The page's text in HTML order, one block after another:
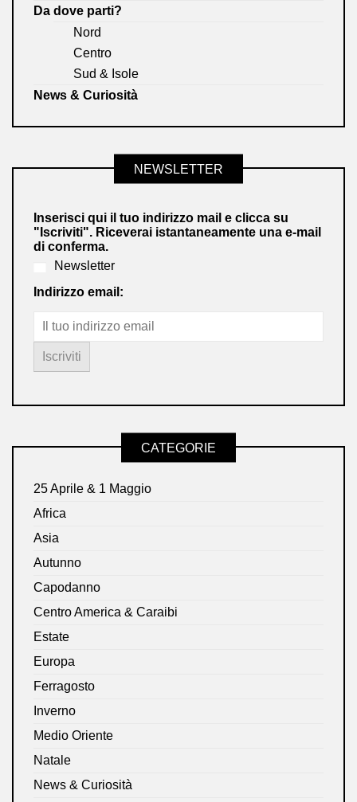
Da dove parti?
Nord
Centro
Sud & Isole
News & Curiosità
NEWSLETTER
Inserisci qui il tuo indirizzo mail e clicca su
"Iscriviti". Riceverai istantaneamente una e-mail
di conferma.
Newsletter
Indirizzo email:
CATEGORIE
25 Aprile & 1 Maggio
Africa
Asia
Autunno
Capodanno
Centro America & Caraibi
Estate
Europa
Ferragosto
Inverno
Medio Oriente
Natale
News & Curiosità